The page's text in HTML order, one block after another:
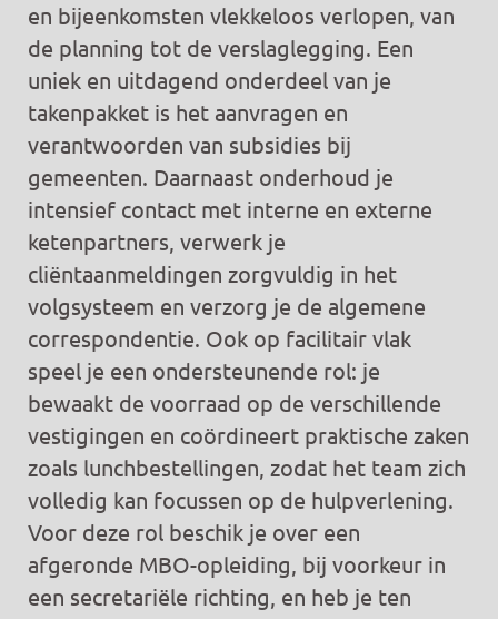
en bijeenkomsten vlekkeloos verlopen, van
de planning tot de verslaglegging. Een
uniek en uitdagend onderdeel van je
takenpakket is het aanvragen en
verantwoorden van subsidies bij
gemeenten. Daarnaast onderhoud je
intensief contact met interne en externe
ketenpartners, verwerk je
cliëntaanmeldingen zorgvuldig in het
volgsysteem en verzorg je de algemene
correspondentie. Ook op facilitair vlak
speel je een ondersteunende rol: je
bewaakt de voorraad op de verschillende
vestigingen en coördineert praktische zaken
zoals lunchbestellingen, zodat het team zich
volledig kan focussen op de hulpverlening.
Voor deze rol beschik je over een
afgeronde MBO-opleiding, bij voorkeur in
een secretariële richting, en heb je ten